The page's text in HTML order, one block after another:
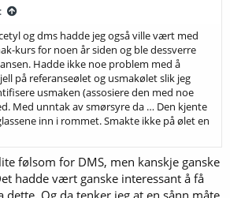
om man starter med ei skikkelig bombe,
noen tvil om hva et stoff er, så kan man
og finne ut omtrent hvor grensa går for
å kunne identifisere stoffet. Og etter å ha
ha et godt grunnlag for å
de ulike pilstypene.
og dms hadde jeg også ville vært med
kurs for noen år siden og ble dessverre
Hadde ikke noe problem med å
på referanseølet og usmakølet slik jeg
usmaken (assosiere den med noe
Med unntak av smørsyre da … Den kjente
inn i rommet. Smakte ikke på ølet en
følsom for DMS, men kanskje ganske
hadde vært ganske interessant å få
dette. Og da tenker jeg at en sånn måte